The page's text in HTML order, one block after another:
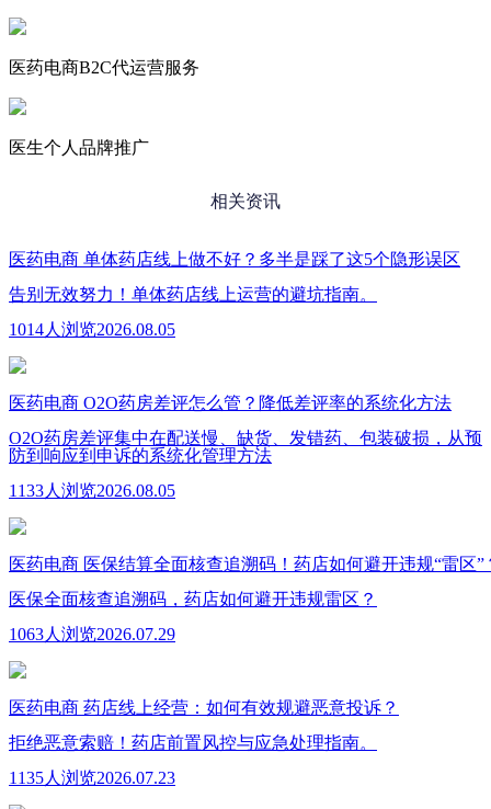
医药电商B2C代运营服务
医生个人品牌推广
相关资讯
医药电商 单体药店线上做不好？多半是踩了这5个隐形误区
告别无效努力！单体药店线上运营的避坑指南。
1014人浏览2026.08.05
医药电商 O2O药房差评怎么管？降低差评率的系统化方法
O2O药房差评集中在配送慢、缺货、发错药、包装破损，从预
防到响应到申诉的系统化管理方法
1133人浏览2026.08.05
医药电商 医保结算全面核查追溯码！药店如何避开违规“雷区”
医保全面核查追溯码，药店如何避开违规雷区？
1063人浏览2026.07.29
医药电商 药店线上经营：如何有效规避恶意投诉？
拒绝恶意索赔！药店前置风控与应急处理指南。
1135人浏览2026.07.23